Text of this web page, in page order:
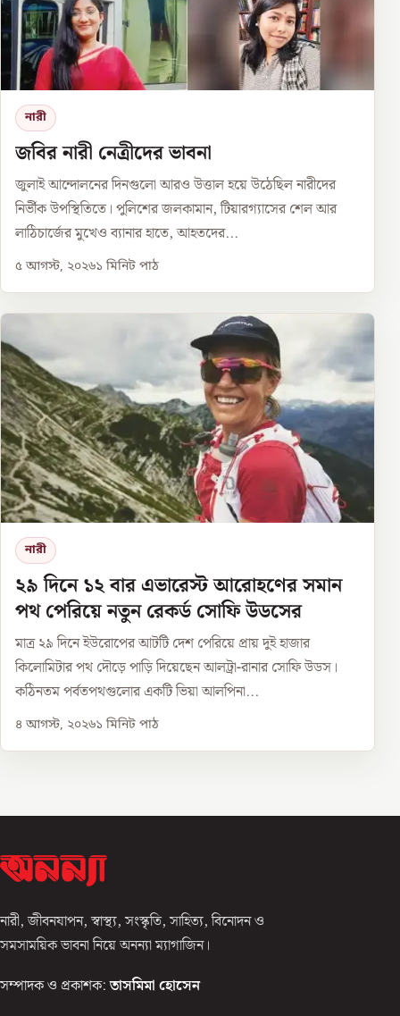
নারী
জবির নারী নেত্রীদের ভাবনা
জুলাই আন্দোলনের দিনগুলো আরও উত্তাল হয়ে উঠেছিল নারীদের
নির্ভীক উপস্থিতিতে। পুলিশের জলকামান, টিয়ারগ্যাসের শেল আর
লাঠিচার্জের মুখেও ব্যানার হাতে, আহতদের...
৫ আগস্ট, ২০২৬১ মিনিট পাঠ
নারী
২৯ দিনে ১২ বার এভারেস্ট আরোহণের সমান
পথ পেরিয়ে নতুন রেকর্ড সোফি উডসের
মাত্র ২৯ দিনে ইউরোপের আটটি দেশ পেরিয়ে প্রায় দুই হাজার
কিলোমিটার পথ দৌড়ে পাড়ি দিয়েছেন আলট্রা-রানার সোফি উডস।
কঠিনতম পর্বতপথগুলোর একটি ভিয়া আলপিনা...
৪ আগস্ট, ২০২৬১ মিনিট পাঠ
নারী, জীবনযাপন, স্বাস্থ্য, সংস্কৃতি, সাহিত্য, বিনোদন ও
সমসাময়িক ভাবনা নিয়ে অনন্যা ম্যাগাজিন।
সম্পাদক ও প্রকাশক: তাসমিমা হোসেন